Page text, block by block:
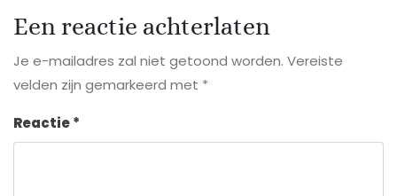
Een reactie achterlaten
Je e-mailadres zal niet getoond worden. Vereiste
velden zijn gemarkeerd met *
Reactie*